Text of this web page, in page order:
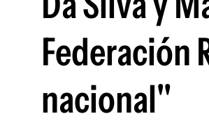
Federación
nacional"